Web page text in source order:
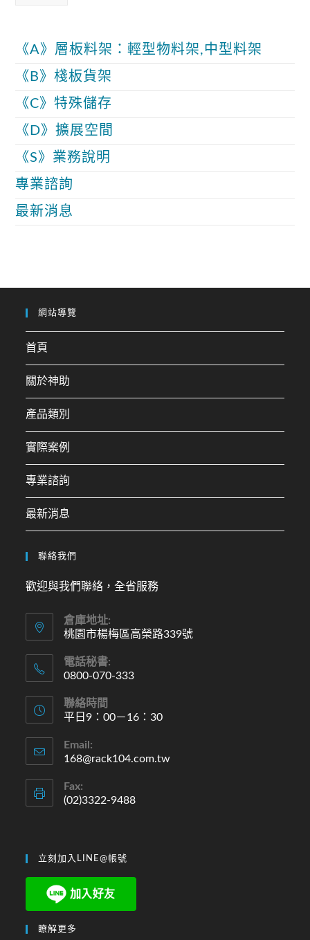
《A》層板料架：輕型物料架,中型料架
《B》棧板貨架
《C》特殊儲存
《D》擴展空間
《S》業務說明
專業諮詢
最新消息
網站導覽
首頁
關於神助
產品類別
實際案例
專業諮詢
最新消息
聯絡我們
歡迎與我們聯絡，全省服務
倉庫地址:
桃園市楊梅區高榮路339號
電話秘書:
0800-070-333
聯絡時間
平日9：00－16：30
Email:
168@rack104.com.tw
Fax:
(02)3322-9488
立刻加入LINE@帳號
瞭解更多